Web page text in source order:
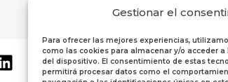
Gestionar el
Para ofrecer las mejores experiencias,
como las cookies para almacenar y/o acceder
del dispositivo. El consentimiento de estas
permitirá procesar datos como el